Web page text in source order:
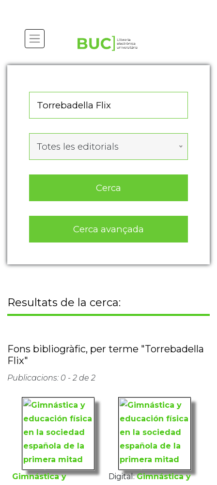
Totes les editorials
Cerca
Cerca avançada
Resultats de la cerca:
Fons bibliogràfic, per terme "Torrebadella
Flix"
Publicacions: 0 - 2 de 2
Gimnástica y
Digital: Gimnástica y